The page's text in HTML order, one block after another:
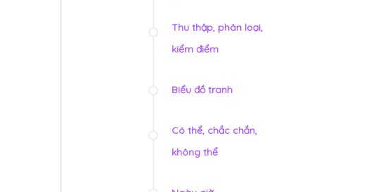
Thu thập, phân loại,
kiểm điểm
Biểu đồ tranh
Có thể, chắc chắn,
không thể